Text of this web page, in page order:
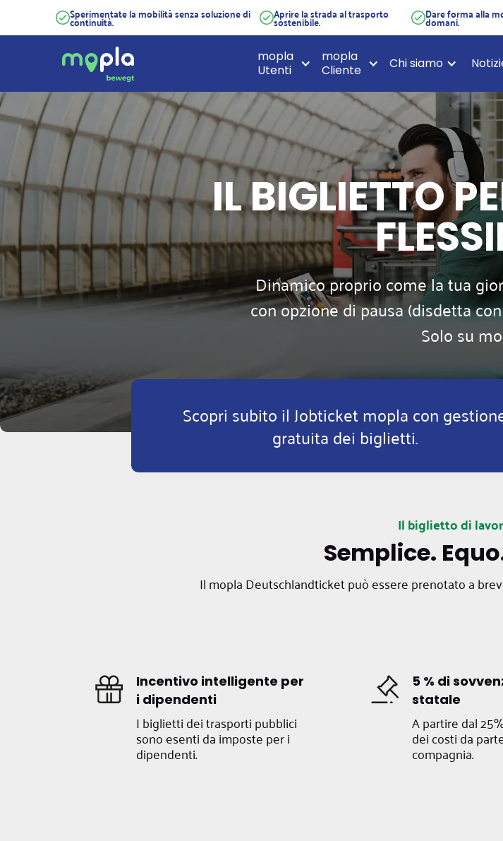
Sperimentate la mobilità senza soluzione di
continuità. Aprire la strada al trasporto
sostenibile. Dare forma alla
domani.
mopla
Utenti
mopla
Cliente
Chi siamo
IL BIGLIETTO
Dinamico proprio come la tua
con opzione di pausa (disdetta
Solo su
Scopri subito il Jobticket mopla con
gratuita dei biglietti.
Il biglietto di
Semplice.
Il mopla Deutschlandticket può essere prenotato a
Incentivo intelligente per
i dipendenti
I biglietti dei trasporti pubblici
sono esenti da imposte per i
dipendenti.
5 % di
statale
A partire dal
dei costi da
compagnia.